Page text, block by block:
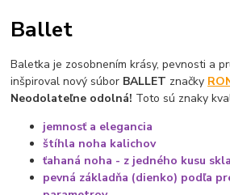
Ballet
Baletka je zosobnením krásy, pevnosti a
inšpiroval nový súbor BALLET značky
Neodolateľne odolná! Toto sú znaky
jemnosť a elegancia
štíhla noha kalichov
ťahaná noha - z jedného kusu
pevná základňa (dienko) podľa